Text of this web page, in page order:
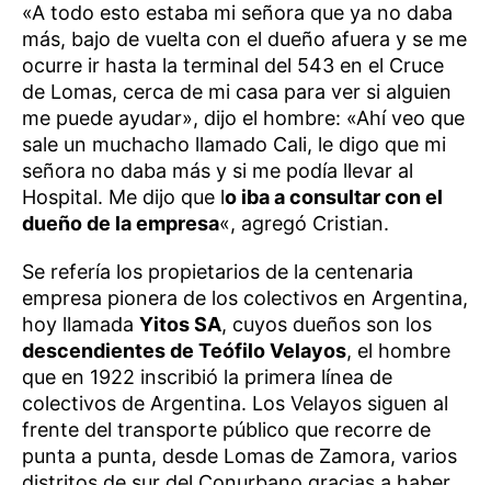
«A todo esto estaba mi señora que ya no daba
más, bajo de vuelta con el dueño afuera y se me
ocurre ir hasta la terminal del 543 en el Cruce
de Lomas, cerca de mi casa para ver si alguien
me puede ayudar», dijo el hombre: «Ahí veo que
sale un muchacho llamado Cali, le digo que mi
señora no daba más y si me podía llevar al
Hospital. Me dijo que lo iba a consultar con el
dueño de la empresa«, agregó Cristian.
Se refería los propietarios de la centenaria
empresa pionera de los colectivos en Argentina,
hoy llamada Yitos SA, cuyos dueños son los
descendientes de Teófilo Velayos, el hombre
que en 1922 inscribió la primera línea de
colectivos de Argentina. Los Velayos siguen al
frente del transporte público que recorre de
punta a punta, desde Lomas de Zamora, varios